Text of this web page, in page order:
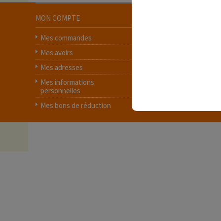
MON COMPTE
Mes commandes
Mes avoirs
Mes adresses
Mes informations
personnelles
Mes bons de réduction